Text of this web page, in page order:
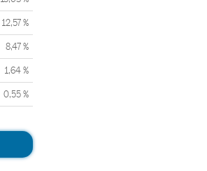
12,57 %
8,47 %
1,64 %
0,55 %